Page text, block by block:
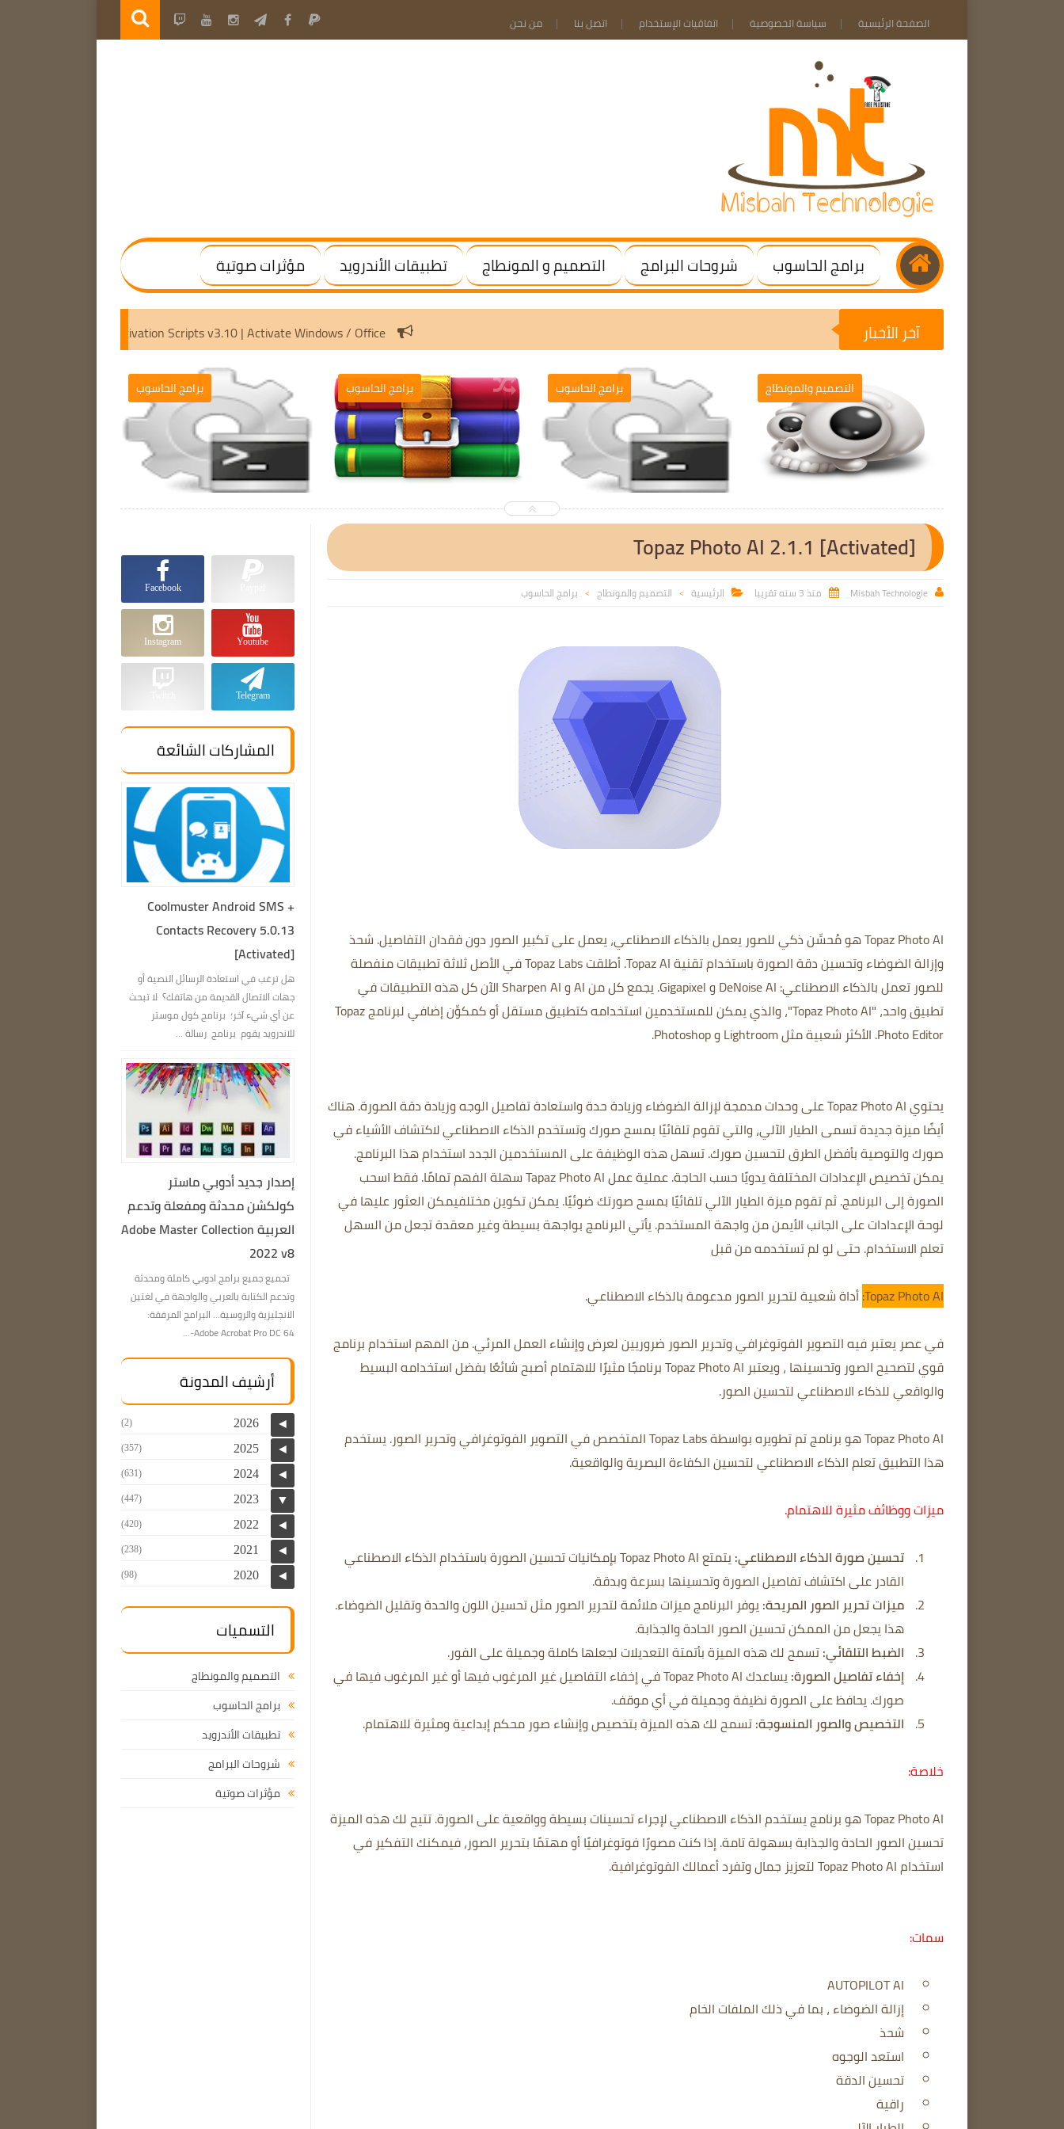
الصفحة الرئيسية سياسة الخصوصية اتفاقيات الإستخدام اتصل بنا من نحن
برامج الحاسوب شروحات البرامج التصميم و المونطاج تطبيقات الأندرويد مؤثرات صوتية
آخر الأخبار Microsoft Activation Scripts v3.10 | Activate Windows / Office
برامج الحاسوب برامج الحاسوب التصميم والمونطاج التصميم والمونطاج
Topaz Photo AI 2.1.1 [Activated]

Misbah Technologie
 منذ 3 سنه تقريبا  الرئيسية > التصميم والمونطاج > برامج الحاسوب
Topaz Photo AI هو مُحسِّن ذكي للصور يعمل بالذكاء الاصطناعي، يعمل على تكبير الصور دون فقدان التفاصيل. شحذ
وإزالة الضوضاء وتحسين دقة الصورة باستخدام تقنية Topaz AI. أطلقت Topaz Labs في الأصل ثلاثة تطبيقات منفصلة
للصور تعمل بالذكاء الاصطناعي: DeNoise AI و Gigapixel. يجمع كل من AI و Sharpen AI الآن كل هذه التطبيقات في
تطبيق واحد، "Topaz Photo AI"، والذي يمكن للمستخدمين استخدامه كتطبيق مستقل أو كمكوِّن إضافي لبرنامج Topaz
Photo Editor. الأكثر شعبية مثل Lightroom و Photoshop.
يحتوي Topaz Photo AI على وحدات مدمجة لإزالة الضوضاء وزيادة حدة واستعادة تفاصيل الوجه وزيادة دقة الصورة. هناك
أيضًا ميزة جديدة تسمى الطيار الآلي، والتي تقوم تلقائيًا بمسح صورك وتستخدم الذكاء الاصطناعي لاكتشاف الأشياء في
صورك والتوصية بأفضل الطرق لتحسين صورك. تسهل هذه الوظيفة على المستخدمين الجدد استخدام هذا البرنامج.
يمكن تخصيص الإعدادات المختلفة يدويًا حسب الحاجة. عملية عمل Tapaz Photo AI سهلة الفهم تمامًا. فقط اسحب
الصورة إلى البرنامج. ثم تقوم ميزة الطيار الآلي تلقائيًا بمسح صورتك ضوئيًا. يمكن تكوين مختلفيمكن العثور عليها في
لوحة الإعدادات على الجانب الأيمن من واجهة المستخدم. يأتي البرنامج بواجهة بسيطة وغير معقدة تجعل من السهل
تعلم الاستخدام. حتى لو لم تستخدمه من قبل
Topaz Photo AI: أداة شعبية لتحرير الصور مدعومة بالذكاء الاصطناعي.
في عصر يعتبر فيه التصوير الفوتوغرافي وتحرير الصور ضروريين لعرض وإنشاء العمل المرئي. من المهم استخدام برنامج
قوي لتصحيح الصور وتحسينها ، ويعتبر Topaz Photo AI برنامجًا مثيرًا للاهتمام أصبح شائعًا بفضل استخدامه البسيط
والواقعي للذكاء الاصطناعي لتحسين الصور.
Topaz Photo AI هو برنامج تم تطويره بواسطة Topaz Labs المتخصص في التصوير الفوتوغرافي وتحرير الصور. يستخدم
هذا التطبيق تعلم الذكاء الاصطناعي لتحسين الكفاءة البصرية والواقعية.
ميزات ووظائف مثيرة للاهتمام.
تحسين صورة الذكاء الاصطناعي:
يتمتع Topaz Photo AI بإمكانيات تحسين الصورة باستخدام الذكاء الاصطناعي
القادر على اكتشاف تفاصيل الصورة وتحسينها بسرعة وبدقة.
ميزات تحرير الصور المريحة:يوفر البرنامج ميزات ملائمة لتحرير الصور مثل تحسين اللون والحدة وتقليل الضوضاء.
هذا يجعل من الممكن تحسين الصور الحادة والجذابة.
الضبط التلقائي:تسمح لك هذه الميزة بأتمتة التعديلات لجعلها كاملة وجميلة على الفور.
إخفاء تفاصيل الصورة:
يساعدك Topaz Photo AI في إخفاء التفاصيل غير المرغوب فيها أو غير المرغوب فيها في
صورك. يحافظ على الصورة نظيفة وجميلة في أي موقف.
التخصيص والصور المنسوجة:تسمح لك هذه الميزة بتخصيص وإنشاء صور محكم إبداعية ومثيرة للاهتمام.
خلاصة:
Topaz Photo AI هو برنامج يستخدم الذكاء الاصطناعي لإجراء تحسينات بسيطة وواقعية على الصورة. تتيح لك هذه الميزة
تحسين الصور الحادة والجذابة بسهولة تامة. إذا كنت مصورًا فوتوغرافيًا أو مهتمًا بتحرير الصور، فيمكنك التفكير في
استخدام Topaz Photo AI لتعزيز جمال وتفرد أعمالك الفوتوغرافية.
سمات:
AUTOPILOT AI
إزالة الضوضاء ، بما في ذلك الملفات الخام
شحذ
استعد الوجوه
تحسين الدقة
راقية
Facebook
Youtube
Instagram
Telegram
المشاركات الشائعة
Coolmuster Android SMS +
Contacts Recovery 5.0.13
[Activated]
هل ترغب في استعادة الرسائل النصية أو
جهات الاتصال القديمة من هاتفك؟ لا تبحث
عن أي شيء آخر؛ برنامج كول موستر
للاندرويد يقوم برنامج رسالة ...
إصدار جديد أدوبي ماستر
كولكشن محدثة ومفعلة وتدعم
العربية Adobe Master Collection
2022 v8
تجميع جميع برامج ادوبي كاملة ومحدثة
وتدعم الكتابة بالعربي والواجهة في لغتين
الانجليزية والروسية… البرامج المرفقة:
Adobe Acrobat Pro DC 64-...
أرشيف المدونة
◄
2026
(2)
◄
2025
(357)
◄
2024
(631)
▼
2023
(447)
◄
2022
(420)
◄
2021
(238)
◄
2020
(98)
التسميات
التصميم والمونطاج
برامج الحاسوب
تطبيقات الأندرويد
شروحات البرامج
مؤثرات صوتية